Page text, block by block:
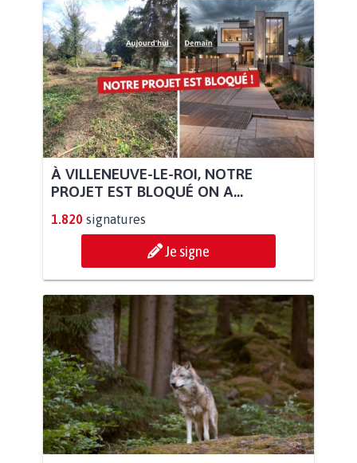
À VILLENEUVE-LE-ROI, NOTRE
PROJET EST BLOQUÉ ON A...
1.820 signatures
Je signe